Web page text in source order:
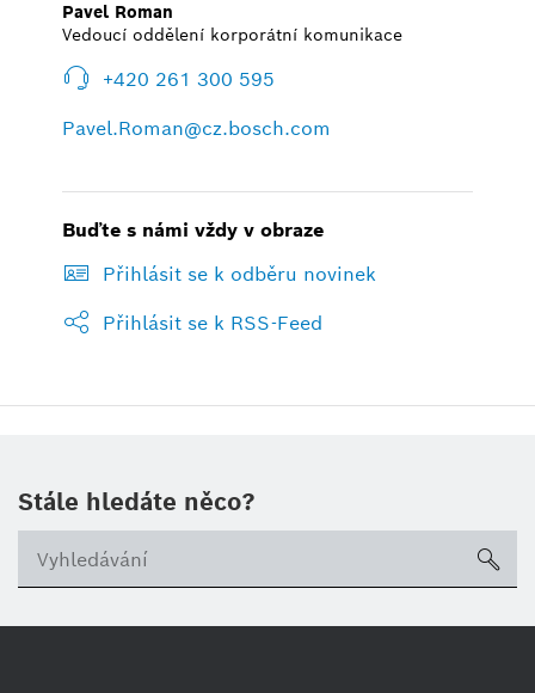
Pavel Roman
Vedoucí oddělení korporátní komunikace
+420 261 300 595
Pavel.Roman@cz.bosch.com
Buďte s námi vždy v obraze
Přihlásit se k odběru novinek
Přihlásit se k RSS-Feed
Stále hledáte něco?